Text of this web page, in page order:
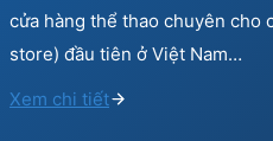
cửa hàng thể thao chuyên cho
store) đầu tiên ở Việt Nam…
Xem chi tiết